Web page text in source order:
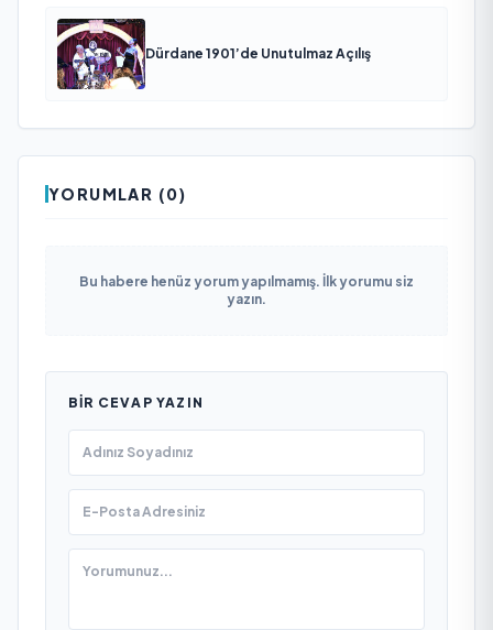
Dürdane 1901’de Unutulmaz Açılış
YORUMLAR (0)
Bu habere henüz yorum yapılmamış. İlk yorumu siz
yazın.
BIR CEVAP YAZIN